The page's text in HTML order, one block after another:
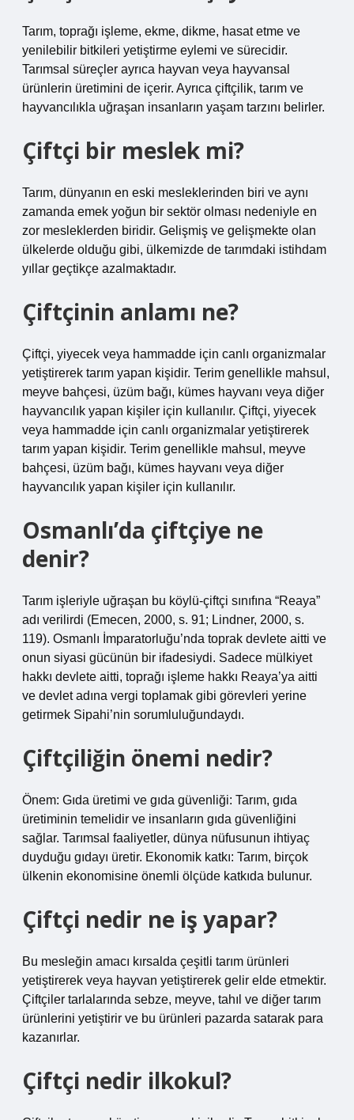
Tarım, toprağı işleme, ekme, dikme, hasat etme ve
yenilebilir bitkileri yetiştirme eylemi ve sürecidir.
Tarımsal süreçler ayrıca hayvan veya hayvansal
ürünlerin üretimini de içerir. Ayrıca çiftçilik, tarım ve
hayvancılıkla uğraşan insanların yaşam tarzını belirler.
Çiftçi bir meslek mi?
Tarım, dünyanın en eski mesleklerinden biri ve aynı
zamanda emek yoğun bir sektör olması nedeniyle en
zor mesleklerden biridir. Gelişmiş ve gelişmekte olan
ülkelerde olduğu gibi, ülkemizde de tarımdaki istihdam
yıllar geçtikçe azalmaktadır.
Çiftçinin anlamı ne?
Çiftçi, yiyecek veya hammadde için canlı organizmalar
yetiştirerek tarım yapan kişidir. Terim genellikle mahsul,
meyve bahçesi, üzüm bağı, kümes hayvanı veya diğer
hayvancılık yapan kişiler için kullanılır. Çiftçi, yiyecek
veya hammadde için canlı organizmalar yetiştirerek
tarım yapan kişidir. Terim genellikle mahsul, meyve
bahçesi, üzüm bağı, kümes hayvanı veya diğer
hayvancılık yapan kişiler için kullanılır.
Osmanlı’da çiftçiye ne
denir?
Tarım işleriyle uğraşan bu köylü-çiftçi sınıfına “Reaya”
adı verilirdi (Emecen, 2000, s. 91; Lindner, 2000, s.
119). Osmanlı İmparatorluğu’nda toprak devlete aitti ve
onun siyasi gücünün bir ifadesiydi. Sadece mülkiyet
hakkı devlete aitti, toprağı işleme hakkı Reaya’ya aitti
ve devlet adına vergi toplamak gibi görevleri yerine
getirmek Sipahi’nin sorumluluğundaydı.
Çiftçiliğin önemi nedir?
Önem: Gıda üretimi ve gıda güvenliği: Tarım, gıda
üretiminin temelidir ve insanların gıda güvenliğini
sağlar. Tarımsal faaliyetler, dünya nüfusunun ihtiyaç
duyduğu gıdayı üretir. Ekonomik katkı: Tarım, birçok
ülkenin ekonomisine önemli ölçüde katkıda bulunur.
Çiftçi nedir ne iş yapar?
Bu mesleğin amacı kırsalda çeşitli tarım ürünleri
yetiştirerek veya hayvan yetiştirerek gelir elde etmektir.
Çiftçiler tarlalarında sebze, meyve, tahıl ve diğer tarım
ürünlerini yetiştirir ve bu ürünleri pazarda satarak para
kazanırlar.
Çiftçi nedir ilkokul?